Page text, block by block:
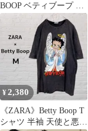
BOOP ベティブープ 半
袖Tシャツ レッドヴィ
ンテージ
¥2,380
《ZARA》Betty Boop T
シャツ 半袖 天使と悪魔